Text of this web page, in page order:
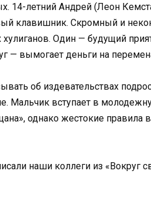
14-летний Андрей (Леон
клавишник. Скромный и
Один — будущий
— вымогает деньги на
об издевательствах
Мальчик вступает в
однако жестокие правила
наши коллеги из «Вокруг